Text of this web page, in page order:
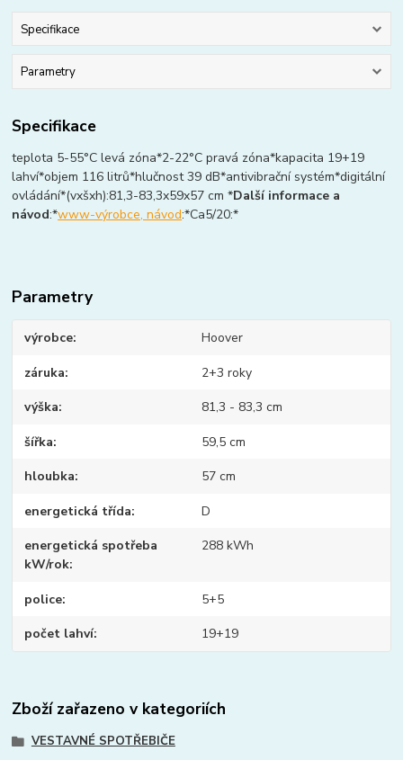
Specifikace
Parametry
Specifikace
teplota 5-55°C levá zóna*2-22°C pravá zóna*kapacita 19+19
lahví*objem 116 litrů*hlučnost 39 dB*antivibrační systém*digitální
ovládání*(vxšxh):81,3-83,3x59x57 cm *Další informace a
návod:*www-výrobce, návod:*Ca5/20:*
Parametry
výrobce Hoover
záruka 2+3 roky
výška 81,3 - 83,3 cm
šířka 59,5 cm
hloubka 57 cm
energetická třída D
energetická spotřeba
kW/rok
288 kWh
police 5+5
počet lahví 19+19
Zboží zařazeno v kategoriích
VESTAVNÉ SPOTŘEBIČE